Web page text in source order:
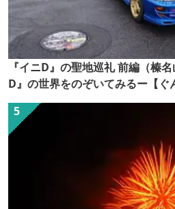
『イニD』の聖地巡礼 前編（榛
D』の世界をのぞいてみるー【ぐ
（ぐん記者）】